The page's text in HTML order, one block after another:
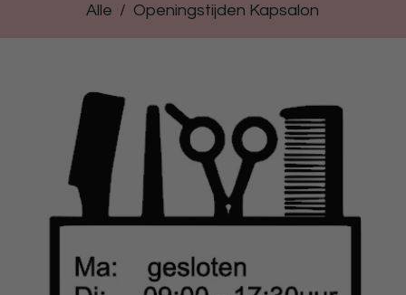
Alle / Openingstijden Kapsalon